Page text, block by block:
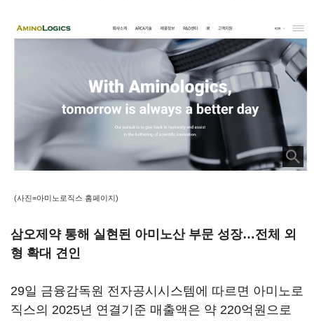
(사진=아미노로직스 홈페이지)
삼오제약 통해 실현된 아미노산 부문 성장…전체 외
형 확대 견인
29일 금융감독원 전자공시시스템에 따르면 아미노로
직스의 2025년 연결기준 매출액은 약 220억원으로